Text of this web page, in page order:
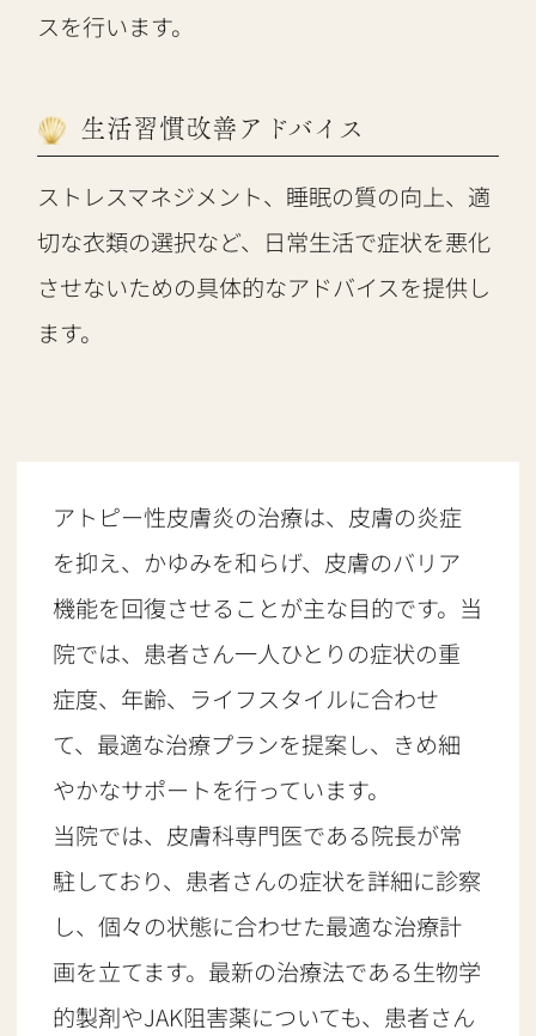
スを行います。
生活習慣改善アドバイス
ストレスマネジメント、睡眠の質の向上、適
切な衣類の選択など、日常生活で症状を悪化
させないための具体的なアドバイスを提供し
ます。
アトピー性皮膚炎の治療は、皮膚の炎症
を抑え、かゆみを和らげ、皮膚のバリア
機能を回復させることが主な目的です。当
院では、患者さん一人ひとりの症状の重
症度、年齢、ライフスタイルに合わせ
て、最適な治療プランを提案し、きめ細
やかなサポートを行っています。
当院では、皮膚科専門医である院長が常
駐しており、患者さんの症状を詳細に診察
し、個々の状態に合わせた最適な治療計
画を立てます。最新の治療法である生物学
的製剤やJAK阻害薬についても、患者さん